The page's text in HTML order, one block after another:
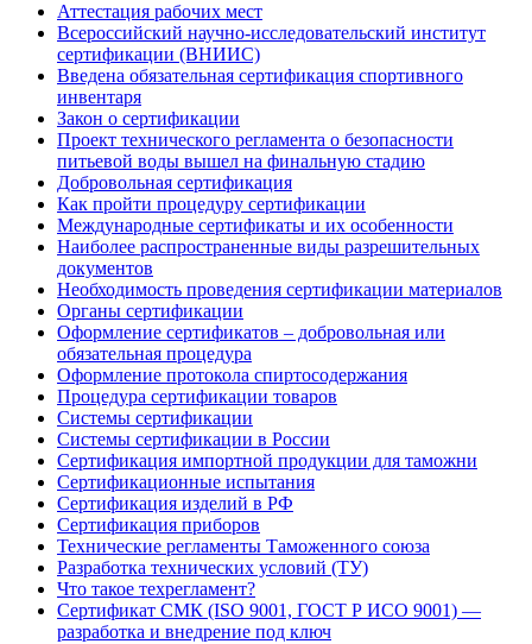
Аттестация рабочих мест
Всероссийский научно-исследовательский институт
сертификации (ВНИИС)
Введена обязательная сертификация спортивного
инвентаря
Закон о сертификации
Проект технического регламента о безопасности
питьевой воды вышел на финальную стадию
Добровольная сертификация
Как пройти процедуру сертификации
Международные сертификаты и их особенности
Наиболее распространенные виды разрешительных
документов
Необходимость проведения сертификации материалов
Органы сертификации
Оформление сертификатов – добровольная или
обязательная процедура
Оформление протокола спиртосодержания
Процедура сертификации товаров
Системы сертификации
Системы сертификации в России
Сертификация импортной продукции для таможни
Сертификационные испытания
Сертификация изделий в РФ
Сертификация приборов
Технические регламенты Таможенного союза
Разработка технических условий (ТУ)
Что такое техрегламент?
Сертификат СМК (ISO 9001, ГОСТ Р ИСО 9001) —
разработка и внедрение под ключ